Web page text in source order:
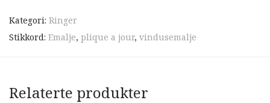
Kategori: Ringer
Stikkord: Emalje, plique a jour, vindusemalje
Relaterte produkter